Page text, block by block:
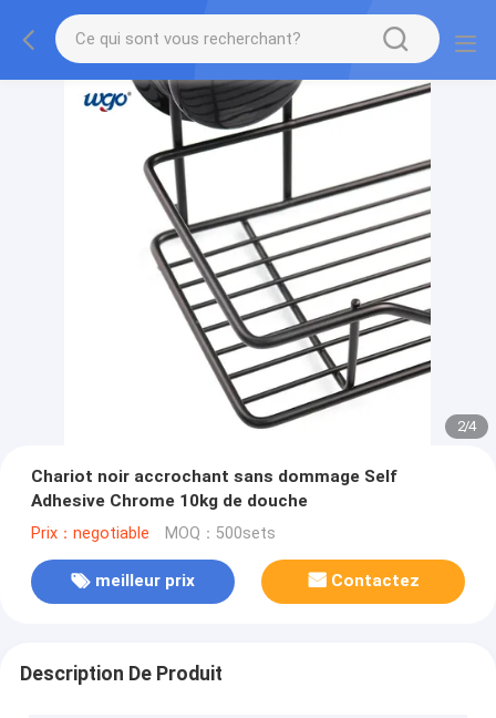
2/4
Chariot noir accrochant sans dommage Self
Adhesive Chrome 10kg de douche
Prix：negotiable MOQ：500sets
meilleur prix Contactez
Description De Produit